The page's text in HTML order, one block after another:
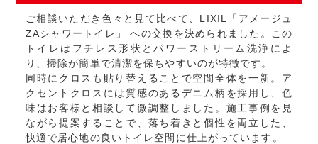
ご相談いただき色々と見て比べて、LIXIL「アメージュ
ZAシャワートイレ」 への交換を決められました。この
トイレはフチレス形状とパワーストリーム洗浄によ
り、掃除が簡単で清潔を保ちやすいのが特徴です。
同時にクロスも貼り替えることで空間全体を一新。ア
クセントクロスには質感のあるデニム柄を採用し、色
味はお客様と相談して微調整しました。施工事例を見
ながら提案することで、落ち着きと個性を両立した、
快適で居心地の良いトイレ空間に仕上がっています。